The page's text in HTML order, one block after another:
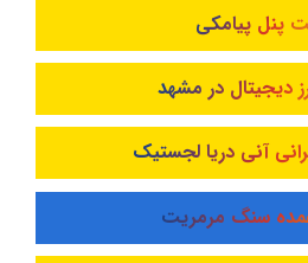
پنل پیامکی
دیجیتال در مشهد
آنی دریا لجستیک
سنگ مرمریت